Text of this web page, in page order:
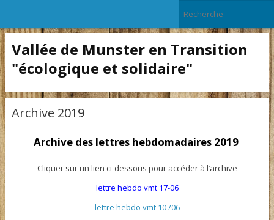
Vallée de Munster en Transition
"écologique et solidaire"
Archive 2019
Archive des lettres hebdomadaires 2019
Cliquer sur un lien ci-dessous pour accéder à l’archive
lettre hebdo vmt 17-06
lettre hebdo vmt 10 /06